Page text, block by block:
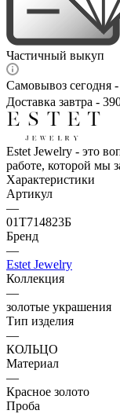
Частичный выкуп
Самовывоз сегодня
Доставка завтра -
Estet Jewelry - это
работе, которой мы
Характеристики
Артикул
—
01Т714823Б
Бренд
—
Estet Jewelry
Коллекция
—
золотые украшения
Тип изделия
—
КОЛЬЦО
Материал
—
Красное золото
Проба